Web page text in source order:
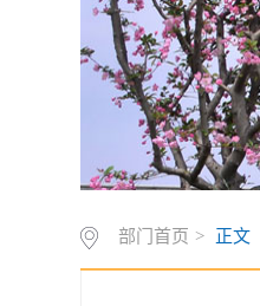
部门首页 > 正文